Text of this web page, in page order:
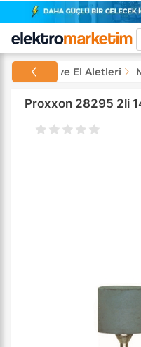
Makineler ve El Aletleri
Proxxon 28295 2li